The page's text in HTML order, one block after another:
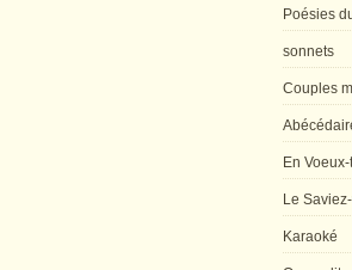
Poésies
sonnets
Couples
En
Le
Karaoké